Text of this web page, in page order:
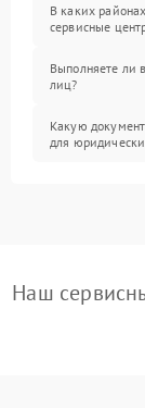
В каких
сервисные
Выполняете ли
лиц?
Какую
для
Наш